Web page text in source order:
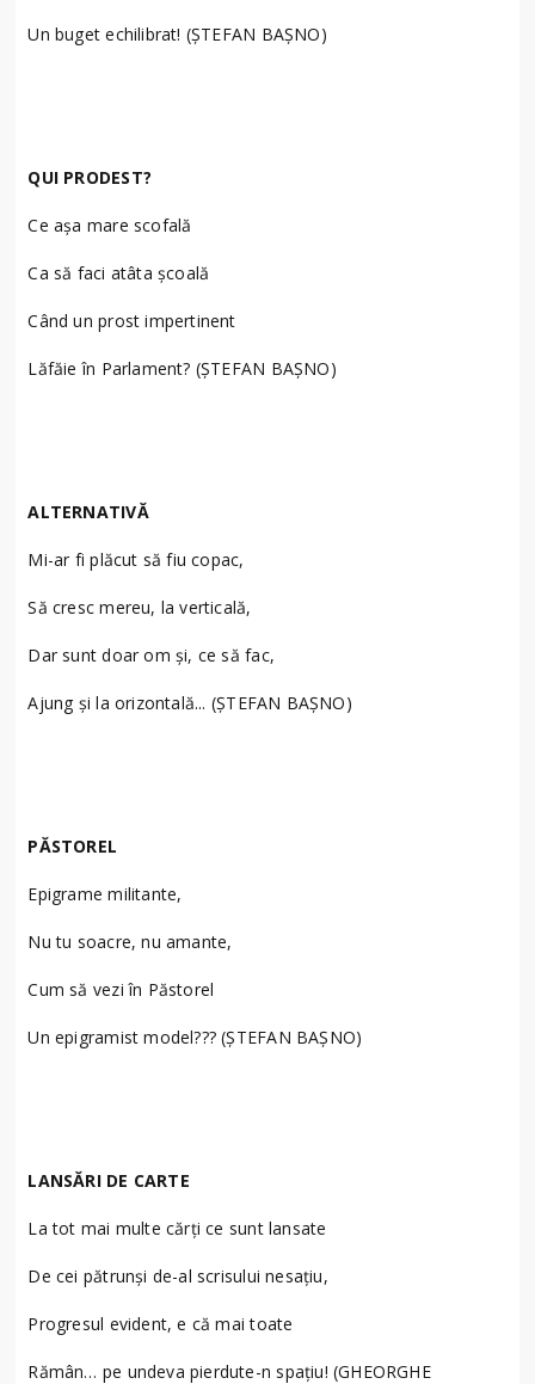
Un buget echilibrat! (ȘTEFAN BAȘNO)
QUI PRODEST?
Ce așa mare scofală
Ca să faci atâta școală
Când un prost impertinent
Lăfăie în Parlament? (ȘTEFAN BAȘNO)
ALTERNATIVĂ
Mi-ar fi plăcut să fiu copac,
Să cresc mereu, la verticală,
Dar sunt doar om și, ce să fac,
Ajung și la orizontală... (ȘTEFAN BAȘNO)
PĂSTOREL
Epigrame militante,
Nu tu soacre, nu amante,
Cum să vezi în Păstorel
Un epigramist model??? (ȘTEFAN BAȘNO)
LANSĂRI DE CARTE
La tot mai multe cărţi ce sunt lansate
De cei pătrunşi de-al scrisului nesaţiu,
Progresul evident, e că mai toate
Rămân… pe undeva pierdute-n spaţiu! (GHEORGHE